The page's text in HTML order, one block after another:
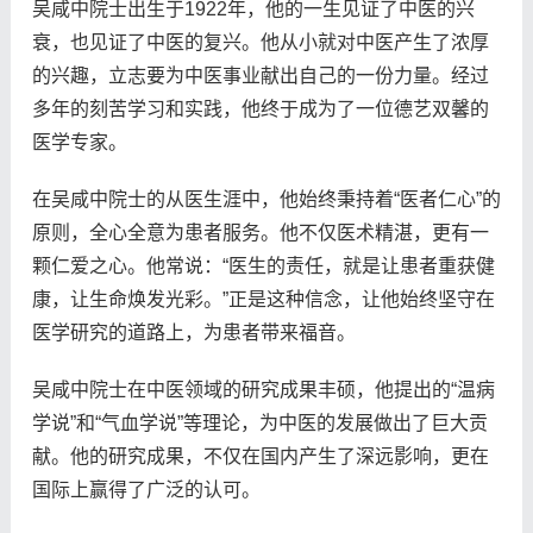
吴咸中院士出生于1922年，他的一生见证了中医的兴
衰，也见证了中医的复兴。他从小就对中医产生了浓厚
的兴趣，立志要为中医事业献出自己的一份力量。经过
多年的刻苦学习和实践，他终于成为了一位德艺双馨的
医学专家。
在吴咸中院士的从医生涯中，他始终秉持着“医者仁心”的
原则，全心全意为患者服务。他不仅医术精湛，更有一
颗仁爱之心。他常说：“医生的责任，就是让患者重获健
康，让生命焕发光彩。”正是这种信念，让他始终坚守在
医学研究的道路上，为患者带来福音。
吴咸中院士在中医领域的研究成果丰硕，他提出的“温病
学说”和“气血学说”等理论，为中医的发展做出了巨大贡
献。他的研究成果，不仅在国内产生了深远影响，更在
国际上赢得了广泛的认可。